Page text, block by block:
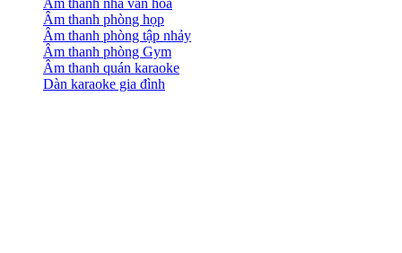
Âm thanh nhà văn hóa
Âm thanh phòng họp
Âm thanh phòng tập nhảy
Âm thanh phòng Gym
Âm thanh quán karaoke
Dàn karaoke gia đình